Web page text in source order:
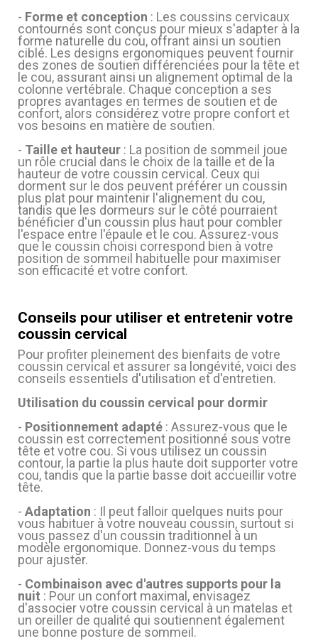
- Forme et conception : Les coussins cervicaux
contournés sont conçus pour mieux s'adapter à la
forme naturelle du cou, offrant ainsi un soutien
ciblé. Les designs ergonomiques peuvent fournir
des zones de soutien différenciées pour la tête et
le cou, assurant ainsi un alignement optimal de la
colonne vertébrale. Chaque conception a ses
propres avantages en termes de soutien et de
confort, alors considérez votre propre confort et
vos besoins en matière de soutien.
- Taille et hauteur : La position de sommeil joue
un rôle crucial dans le choix de la taille et de la
hauteur de votre coussin cervical. Ceux qui
dorment sur le dos peuvent préférer un coussin
plus plat pour maintenir l'alignement du cou,
tandis que les dormeurs sur le côté pourraient
bénéficier d'un coussin plus haut pour combler
l'espace entre l'épaule et le cou. Assurez-vous
que le coussin choisi correspond bien à votre
position de sommeil habituelle pour maximiser
son efficacité et votre confort.
Conseils pour utiliser et entretenir votre
coussin cervical
Pour profiter pleinement des bienfaits de votre
coussin cervical et assurer sa longévité, voici des
conseils essentiels d'utilisation et d'entretien.
Utilisation du coussin cervical pour dormir
- Positionnement adapté : Assurez-vous que le
coussin est correctement positionné sous votre
tête et votre cou. Si vous utilisez un coussin
contour, la partie la plus haute doit supporter votre
cou, tandis que la partie basse doit accueillir votre
tête.
- Adaptation : Il peut falloir quelques nuits pour
vous habituer à votre nouveau coussin, surtout si
vous passez d'un coussin traditionnel à un
modèle ergonomique. Donnez-vous du temps
pour ajuster.
- Combinaison avec d'autres supports pour la
nuit : Pour un confort maximal, envisagez
d'associer votre coussin cervical à un matelas et
un oreiller de qualité qui soutiennent également
une bonne posture de sommeil.